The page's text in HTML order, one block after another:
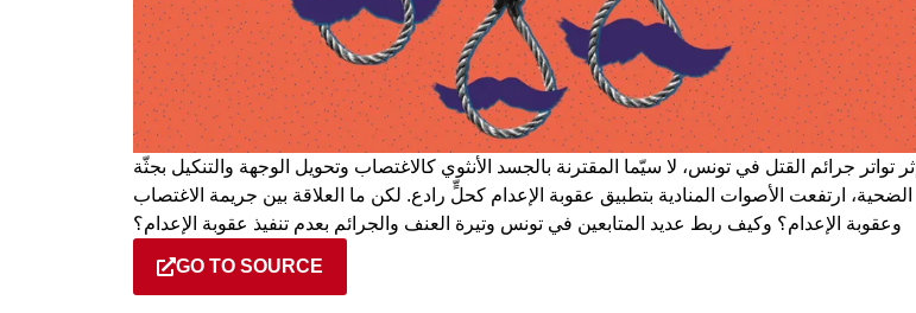
إثر تواتر جرائم القتل في تونس، لا سيّما المقترنة بالجسد الأنثوي كالاغتصاب وتحويل الوجهة والتنكيل بجثّة
الضحية، ارتفعت الأصوات المنادية بتطبيق عقوبة الإعدام كحلٍّ رادع. لكن ما العلاقة بين جريمة الاغتصاب
وعقوبة الإعدام؟ وكيف ربط عديد المتابعين في تونس وتيرة العنف والجرائم بعدم تنفيذ عقوبة الإعدام؟
GO TO SOURCE